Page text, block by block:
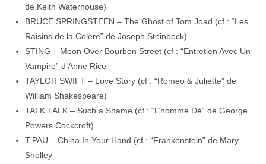
de Keith Waterhouse)
BRUCE SPRINGSTEEN – The Ghost of Tom Joad (cf : “Les
Raisins de la Colère” de Joseph Steinbeck)
STING – Moon Over Bourbon Street (cf : “Entretien Avec Un
Vampire” d’Anne Rice
TAYLOR SWIFT – Love Story (cf : “Romeo & Juliette” de
William Shakespeare)
TALK TALK – Such a Shame (cf : “L’homme Dé” de George
Powers Cockcroft)
T’PAU – China In Your Hand (cf : “Frankenstein” de Mary
Shelley